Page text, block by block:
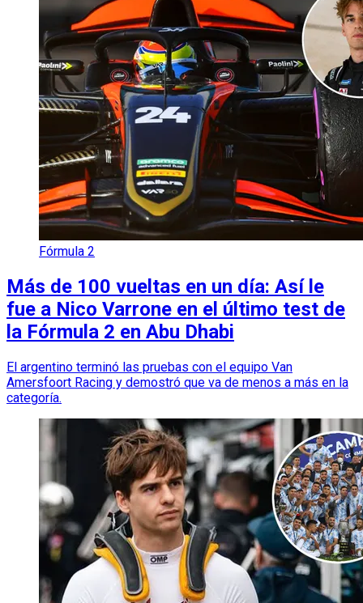
Fórmula 2
Más de 100 vueltas en un día: Así le
fue a Nico Varrone en el último test de
la Fórmula 2 en Abu Dhabi
El argentino terminó las pruebas con el equipo Van
Amersfoort Racing y demostró que va de menos a más en la
categoría.